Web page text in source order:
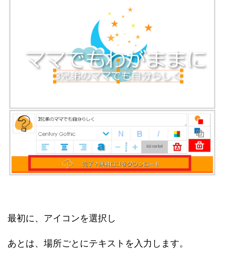
最初に、アイコンを選択し
あとは、場所ごとにテキストを入力します。